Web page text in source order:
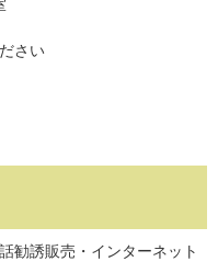
さい
勧誘販売・インターネット